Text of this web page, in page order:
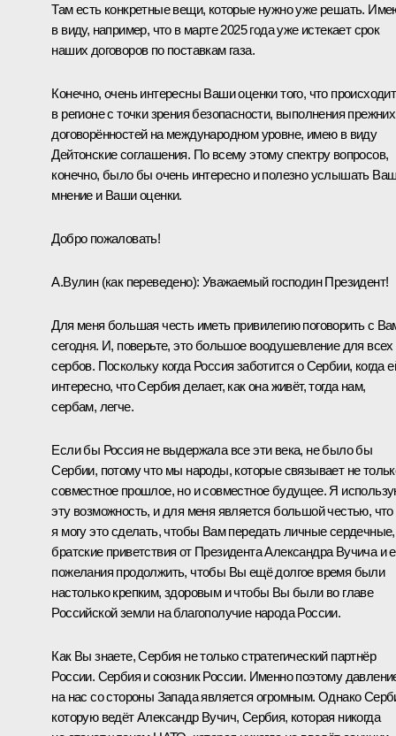
Там есть конкретные вещи, которые нужно уже решать.
в виду, например, что в марте 2025 года уже истекает срок
наших договоров по поставкам газа.
Конечно, очень интересны Ваши оценки того, что происходит
в регионе с точки зрения безопасности, выполнения прежних
договорённостей на международном уровне, имею в виду
Дейтонские соглашения. По всему этому спектру вопросов,
конечно, было бы очень интересно и полезно услышать
мнение и Ваши оценки.
Добро пожаловать!
А.Вулин (как переведено): Уважаемый господин Президент!
Для меня большая честь иметь привилегию поговорить с
сегодня. И, поверьте, это большое воодушевление для всех
сербов. Поскольку когда Россия заботится о Сербии, когда
интересно, что Сербия делает, как она живёт, тогда нам,
сербам, легче.
Если бы Россия не выдержала все эти века, не было бы
Сербии, потому что мы народы, которые связывает не
совместное прошлое, но и совместное будущее. Я
эту возможность, и для меня является большой честью, что
я могу это сделать, чтобы Вам передать личные сердечные,
братские приветствия от ПрезидентаАлександра Вучичаи
пожелания продолжить, чтобы Вы ещё долгое время были
настолько крепким, здоровым и чтобы Вы были во главе
Российской земли на благополучие народа России.
Как Вы знаете, Сербия не только стратегический партнёр
России. Сербия и союзник России. Именно поэтому
на нас со стороны Запада является огромным. Однако
которую ведёт Александр Вучич, Сербия, которая никогда